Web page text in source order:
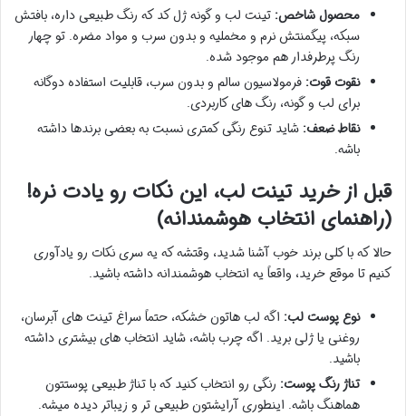
محصول شاخص: تینت لب و گونه ژل کد که رنگ طبیعی داره، بافتش
سبکه، پیگمنتش نرم و مخملیه و بدون سرب و مواد مضره. تو چهار
رنگ پرطرفدار هم موجود شده.
نقوت قوت: فرمولاسیون سالم و بدون سرب، قابلیت استفاده دوگانه
برای لب و گونه، رنگ های کاربردی.
نقاط ضعف: شاید تنوع رنگی کمتری نسبت به بعضی برندها داشته
باشه.
قبل از خرید تینت لب، این نکات رو یادت نره!
(راهنمای انتخاب هوشمندانه)
حالا که با کلی برند خوب آشنا شدید، وقتشه که یه سری نکات رو یادآوری
کنیم تا موقع خرید، واقعاً یه انتخاب هوشمندانه داشته باشید.
نوع پوست لب: اگه لب هاتون خشکه، حتماً سراغ تینت های آبرسان،
روغنی یا ژلی برید. اگه چرب باشه، شاید انتخاب های بیشتری داشته
باشید.
تناژ رنگ پوست: رنگی رو انتخاب کنید که با تناژ طبیعی پوستتون
هماهنگ باشه. اینطوری آرایشتون طبیعی تر و زیباتر دیده میشه.